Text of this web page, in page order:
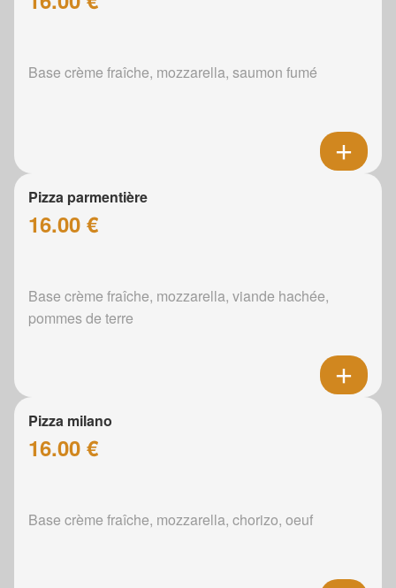
Base crème fraîche, mozzarella, saumon fumé
Pizza parmentière
16.00 €
Base crème fraîche, mozzarella, viande hachée,
pommes de terre
Pizza milano
16.00 €
Base crème fraîche, mozzarella, chorizo, oeuf